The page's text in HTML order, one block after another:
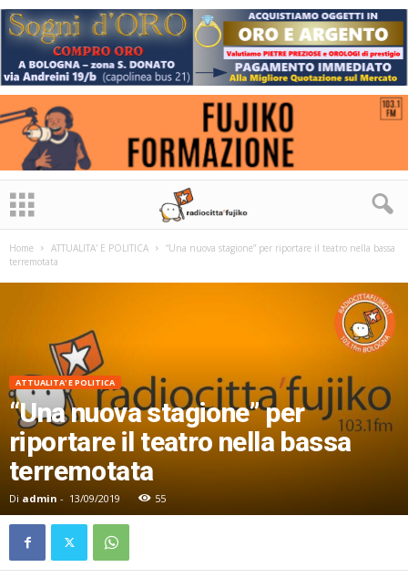
Home ATTUALITA' E POLITICA
“Una nuova stagione” per riportare il teatro nella bassa
terremotata
ATTUALITA' E POLITICA
“Una nuova stagione” per
riportare il teatro nella bassa
terremotata
Di admin - 13/09/2019 55